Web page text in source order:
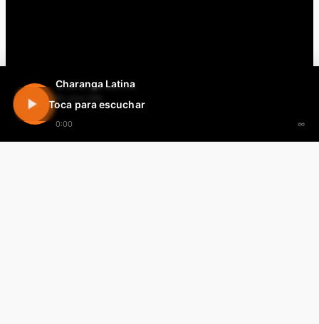
Charanga Latina
En vivo 24h
0:00 ∞
Toca para escuchar